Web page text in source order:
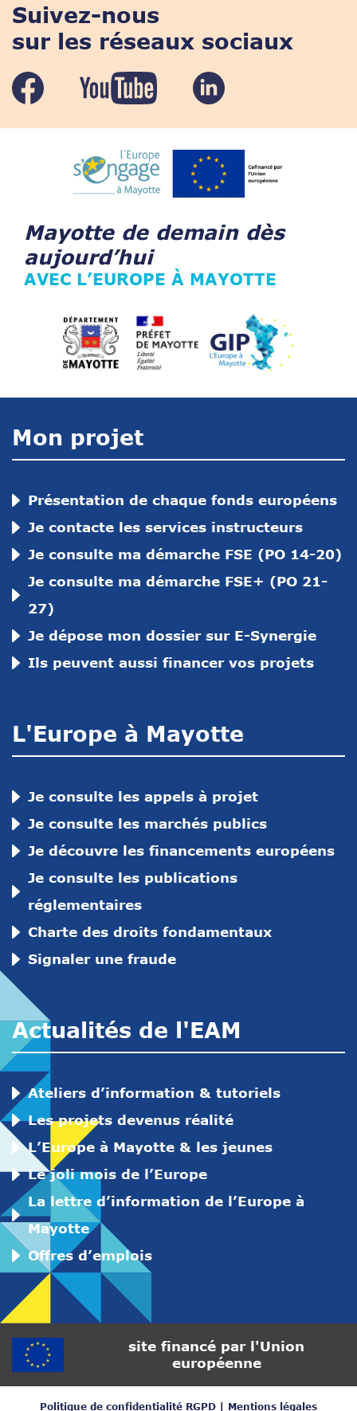
Suivez-nous
sur les réseaux sociaux
Mayotte de demain dès
aujourd’hui
AVEC L’EUROPE À MAYOTTE
Mon projet
Présentation de chaque fonds européens
Je contacte les services instructeurs
Je consulte ma démarche FSE (PO 14-20)
Je consulte ma démarche FSE+ (PO 21-
27)
Je dépose mon dossier sur E-Synergie
Ils peuvent aussi financer vos projets
L'Europe à Mayotte
Je consulte les appels à projet
Je consulte les marchés publics
Je découvre les financements européens
Je consulte les publications
réglementaires
Charte des droits fondamentaux
Signaler une fraude
Actualités de l'EAM
Ateliers d’information & tutoriels
Les projets devenus réalité
L’Europe à Mayotte & les jeunes
Le joli mois de l’Europe
La lettre d’information de l’Europe à
Mayotte
Offres d’emplois
site financé par l'Union
européenne
Politique de confidentialité RGPD | Mentions légales